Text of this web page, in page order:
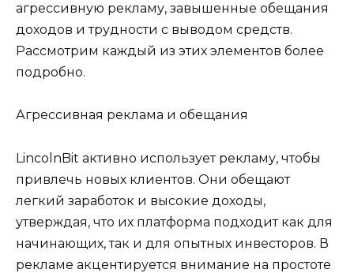
агрессивную рекламу, завышенные обещания
доходов и трудности с выводом средств.
Рассмотрим каждый из этих элементов более
подробно.
Агрессивная реклама и обещания
LincolnBit активно использует рекламу, чтобы
привлечь новых клиентов. Они обещают
легкий заработок и высокие доходы,
утверждая, что их платформа подходит как для
начинающих, так и для опытных инвесторов. В
рекламе акцентируется внимание на простоте